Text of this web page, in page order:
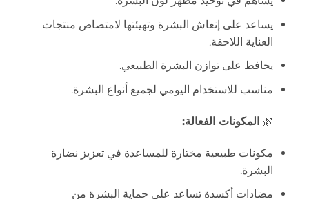
يساعد على إنعاش البشرة وتهيئتها لامتصاص منتجات
العناية اللاحقة.
يحافظ على توازن البشرة الطبيعي.
مناسب للاستخدام اليومي لجميع أنواع البشرة.
🌿 المكونات الفعالة:
مكونات طبيعية مختارة للمساعدة في تعزيز نضارة
البشرة.
مضادات أكسدة تساعد على حماية البشرة من